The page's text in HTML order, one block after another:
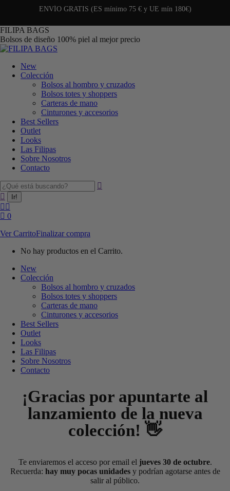
ENVÍO GRATIS (ES mínimo 75 € y UE mín 180€)
FILIPA BAGS
Bolsos de diseño 100% piel al mejor precio
New
Colección
Bolsos al hombro y cruzados
Bolsos totes y shoppers
Carteras de mano
Cinturones y accesorios
Best Sellers
Outlet
Looks
Las Filipas
Sobre Nosotros
Contacto
0
Ver CarritoFinalizar compra
No hay productos en el Carrito.
New
Colección
Bolsos al hombro y cruzados
Bolsos totes y shoppers
Carteras de mano
Cinturones y accesorios
Best Sellers
Outlet
Looks
Las Filipas
Sobre Nosotros
Contacto
¡Gracias por apuntarte al
lanzamiento de la nueva
colección! 👋
Te enviaremos el acceso por email el jueves 30 de octubre.
Recuerda: hay muy pocas unidadesy podrían agotarse antes de
salir al público.